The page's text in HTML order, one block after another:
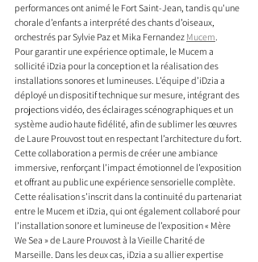
performances ont animé le Fort Saint-Jean, tandis qu'une
chorale d’enfants a interprété des chants d’oiseaux,
orchestrés par Sylvie Paz et Mika Fernandez Mucem.
Pour garantir une expérience optimale, le Mucem a
sollicité iDzia pour la conception et la réalisation des
installations sonores et lumineuses. L’équipe d’iDzia a
déployé un dispositif technique sur mesure, intégrant des
projections vidéo, des éclairages scénographiques et un
système audio haute fidélité, afin de sublimer les œuvres
de Laure Prouvost tout en respectant l’architecture du fort.
Cette collaboration a permis de créer une ambiance
immersive, renforçant l’impact émotionnel de l’exposition
et offrant au public une expérience sensorielle complète.
Cette réalisation s’inscrit dans la continuité du partenariat
entre le Mucem et iDzia, qui ont également collaboré pour
l’installation sonore et lumineuse de l’exposition « Mère
We Sea » de Laure Prouvost à la Vieille Charité de
Marseille. Dans les deux cas, iDzia a su allier expertise